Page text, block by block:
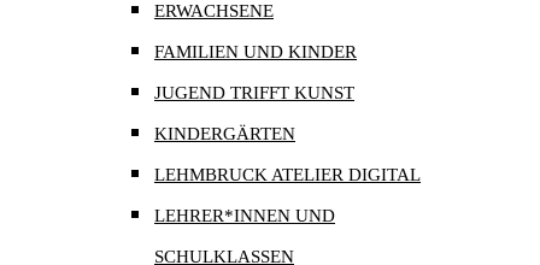
ERWACHSENE
FAMILIEN UND KINDER
JUGEND TRIFFT KUNST
KINDERGÄRTEN
LEHMBRUCK ATELIER DIGITAL
LEHRER*INNEN UND
SCHULKLASSEN